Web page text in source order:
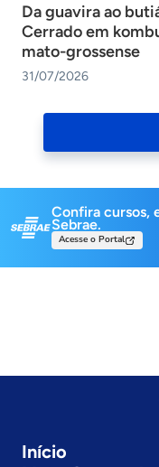
Da guavira ao
Cerrado em
mato-grossense
31/07/2026
Navigation
Confira cursos,
Sebrae.
Acesse o Portal
Início